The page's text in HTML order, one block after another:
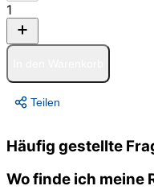
1
Teilen
Häufig gestellte
Wo finde ich meine